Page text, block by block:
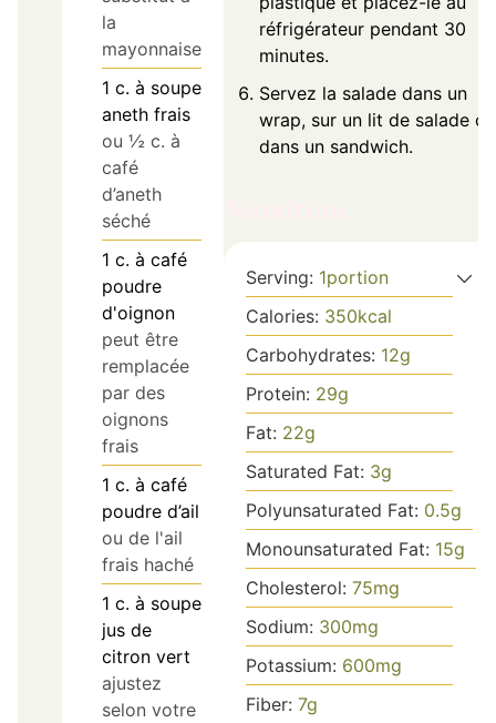
la
mayonnaise
1 c. à soupe
aneth frais
ou ½ c. à
café
d’aneth
séché
1 c. à café
poudre
d'oignon
peut être
remplacée
par des
oignons
frais
1 c. à café
poudre d’ail
ou de l'ail
frais haché
1 c. à soupe
jus de
citron vert
ajustez
selon votre
réfrigérateur pendant 30
minutes.
Servez la salade dans un
wrap, sur un lit de salade ou
dans un sandwich.
Serving: 1portion
Calories: 350kcal
Carbohydrates: 12g
Protein: 29g
Fat: 22g
Saturated Fat: 3g
Polyunsaturated Fat: 0.5g
Monounsaturated Fat: 15g
Cholesterol: 75mg
Sodium: 300mg
Potassium: 600mg
Fiber: 7g